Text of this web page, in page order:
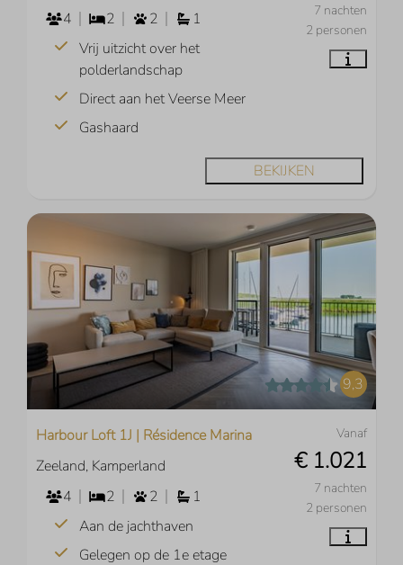
7 nachten
2 personen
4
2 2
1
Vrij uitzicht over het
polderlandschap
Direct aan het Veerse Meer
Gashaard
BEKIJKEN
9,3
Vanaf
€ 1.021
7 nachten
2 personen
Harbour Loft 1J | Résidence Marina
Zeeland, Kamperland
4
2 2
1
Aan de jachthaven
Gelegen op de 1e etage